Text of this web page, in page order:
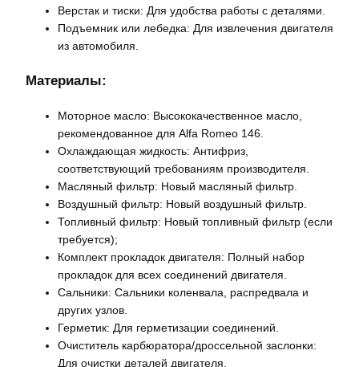
Верстак и тиски: Для удобства работы с деталями.
Подъемник или лебедка: Для извлечения двигателя
из автомобиля.
Материалы:
Моторное масло: Высококачественное масло,
рекомендованное для Alfa Romeo 146.
Охлаждающая жидкость: Антифриз,
соответствующий требованиям производителя.
Масляный фильтр: Новый масляный фильтр.
Воздушный фильтр: Новый воздушный фильтр.
Топливный фильтр: Новый топливный фильтр (если
требуется);
Комплект прокладок двигателя: Полный набор
прокладок для всех соединений двигателя.
Сальники: Сальники коленвала, распредвала и
других узлов.
Герметик: Для герметизации соединений.
Очиститель карбюратора/дроссельной заслонки:
Для очистки деталей двигателя.